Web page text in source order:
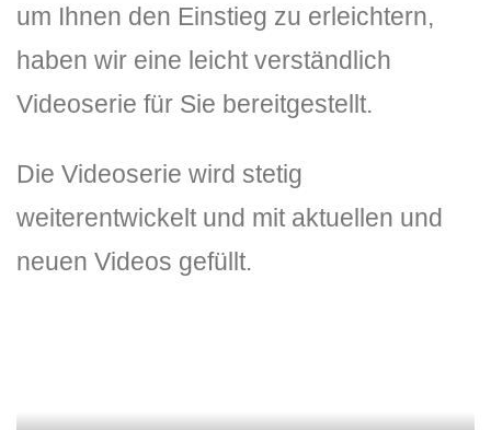
um Ihnen den Einstieg zu erleichtern,
haben wir eine leicht verständlich
Videoserie für Sie bereitgestellt.
Die Videoserie wird stetig
weiterentwickelt und mit aktuellen und
neuen Videos gefüllt.